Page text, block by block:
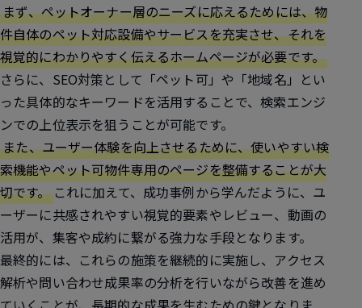
まず、ペットオーナー層のニーズに応えるためには、物
件自体のペット対応設備やサービスを充実させ、それを
視覚的にわかりやすく伝えるホームページが必要です。
さらに、SEO対策として「ペット可」や「地域名」とい
った具体的なキーワードを活用することで、検索エンジ
ンでの上位表示を狙うことが可能です。
また、ユーザー体験を向上させるために、使いやすい検
索機能やペット可物件専用のページを整備することが大
切です。これに加えて、成功事例から学んだように、ユ
ーザーに共感されやすい視覚的要素やレビュー、動画の
活用が、集客や成約に繋がる強力な手段となります。
最終的には、これらの施策を継続的に実施し、アクセス
解析や問い合わせ成果率の分析を行いながら改善を進め